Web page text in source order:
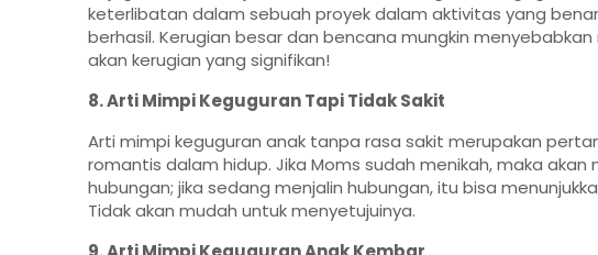
keterlibatan dalam sebuah proyek dalam aktivitas yang
berhasil. Kerugian besar dan bencana mungkin
akan kerugian yang signifikan!
8. Arti Mimpi Keguguran Tapi Tidak Sakit
Arti mimpi keguguran anak tanpa rasa sakit merupakan
romantis dalam hidup. Jika Moms sudah menikah, maka
hubungan; jika sedang menjalin hubungan, itu bisa
Tidak akan mudah untuk menyetujuinya.